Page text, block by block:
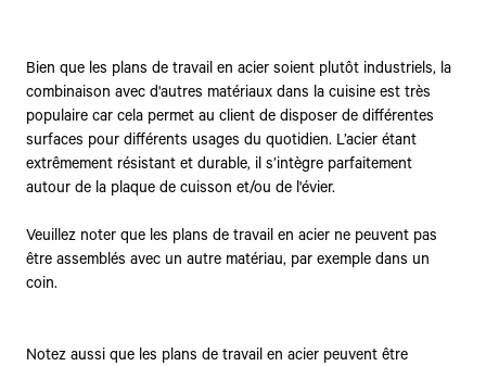
Bien que les plans de travail en acier soient plutôt industriels, la
combinaison avec d'autres matériaux dans la cuisine est très
populaire car cela permet au client de disposer de différentes
surfaces pour différents usages du quotidien. L’acier étant
extrêmement résistant et durable, il s’intègre parfaitement
autour de la plaque de cuisson et/ou de l'évier.
Veuillez noter que les plans de travail en acier ne peuvent pas
être assemblés avec un autre matériau, par exemple dans un
coin.
Notez aussi que les plans de travail en acier peuvent être